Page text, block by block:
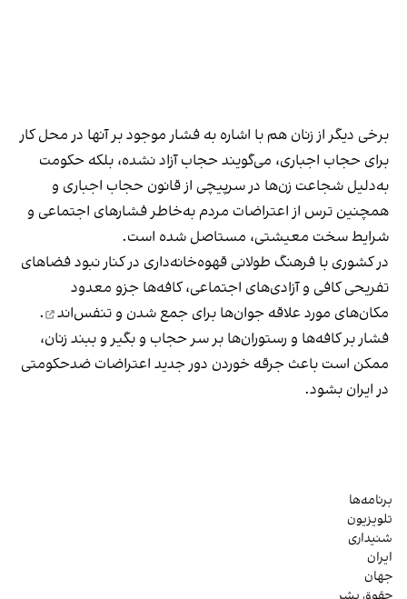
برخی دیگر از زنان هم با اشاره به فشار موجود بر آنها در محل کار
برای حجاب اجباری، می‌گویند حجاب آزاد نشده، بلکه حکومت
به‌دلیل شجاعت زن‌ها در سرپیچی از قانون حجاب اجباری و
همچنین ترس از اعتراضات مردم به‌خاطر فشارهای اجتماعی و
شرایط سخت معیشتی، مستاصل شده است.
در کشوری با فرهنگ طولانی قهوه‌‌خانه‌داری در کنار نبود فضاهای
تفریحی کافی و آزادی‌های اجتماعی، کافه‌ها جزو معدود
مکان‌های مورد علاقه جوان‌ها برای جمع شدن و تنفس‌اند
.
فشار بر کافه‌ها و رستوران‌ها بر سر حجاب و بگیر و ببند زنان،
ممکن است باعث جرقه خوردن دور جدید اعتراضات ضدحکومتی
در ایران بشود.
برنامه‌ها
تلویزیون
شنیداری
ایران
جهان